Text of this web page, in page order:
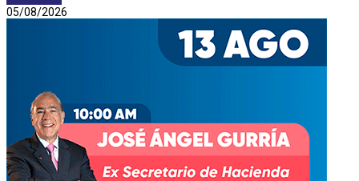
05/08/2026